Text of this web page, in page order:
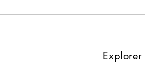
Explorer